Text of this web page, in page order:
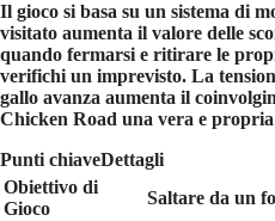
Il gioco si basa su un sistema di
visitato aumenta il valore delle
quando fermarsi e ritirare le
verifichi un imprevisto. La
gallo avanza aumenta il
Chicken Road una vera e
Punti chiaveDettagli
Obiettivo di
Gioco
Saltare da un